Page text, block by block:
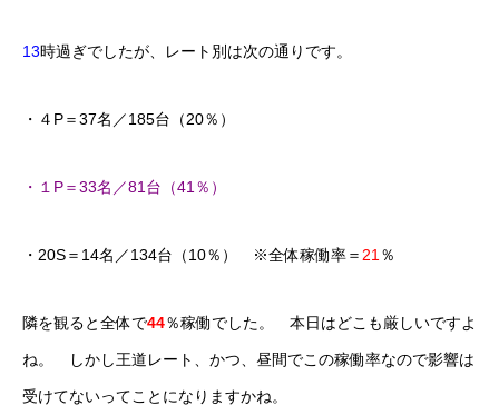
13時過ぎでしたが、レート別は次の通りです。
・４P＝37名／185台（20％）
・１P＝33名／81台（41％）
・20S＝14名／134台（10％） ※全体稼働率＝ 21 ％
隣を観ると全体で44％稼働でした。 本日はどこも厳しいですよ
ね。 しかし王道レート、かつ、昼間でこの稼働率なので影響は
受けてないってことになりますかね。